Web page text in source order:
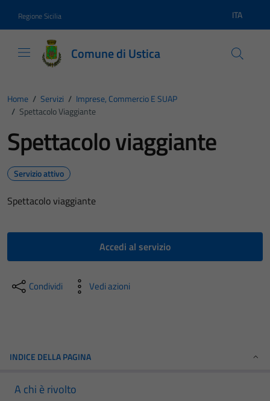
Regione Sicilia Lingua
ITA
Comune di Ustica
Home / Servizi / Imprese, Commercio E SUAP
/ Spettacolo Viaggiante
Spettacolo viaggiante
Servizio attivo
Spettacolo viaggiante
Accedi al servizio
Condividi Vedi azioni
INDICE DELLA PAGINA
A chi è rivolto